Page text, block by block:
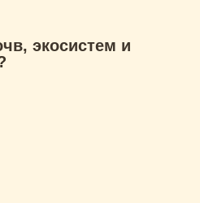
экосистем и